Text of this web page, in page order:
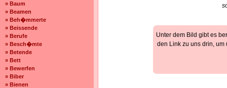
» Baum
» Beamen
» Beh�mmerte
» Beissende
» Berufe
» Besch�mte
» Betende
» Bett
» Bewerfen
» Biber
» Bienen
Unter dem Bild gibt es
den Link zu uns drin,